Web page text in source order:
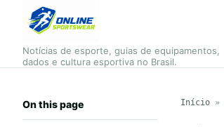
Notícias de esporte, guias de equipamentos,
dados e cultura esportiva no Brasil.
On this page Início»